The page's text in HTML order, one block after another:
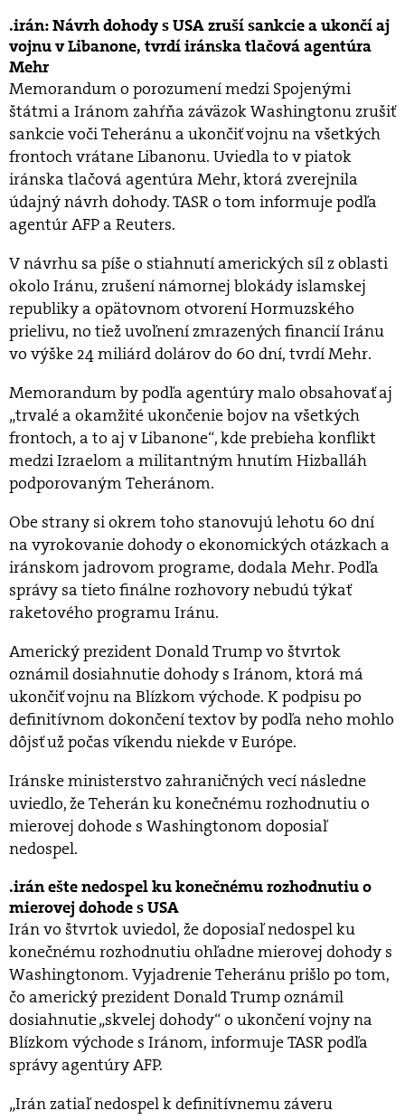
irán: Návrh dohody s USA zruší sankcie a ukončí aj
vojnu v Libanone, tvrdí iránska tlačová agentúra
Mehr
Memorandum o porozumení medzi Spojenými
štátmi a Iránom zahŕňa záväzok Washingtonu zrušiť
sankcie voči Teheránu a ukončiť vojnu na všetkých
frontoch vrátane Libanonu. Uviedla to v piatok
iránska tlačová agentúra Mehr, ktorá zverejnila
údajný návrh dohody. TASR o tom informuje podľa
agentúr AFP a Reuters.
V návrhu sa píše o stiahnutí amerických síl z oblasti
okolo Iránu, zrušení námornej blokády islamskej
republiky a opätovnom otvorení Hormuzského
prielivu, no tiež uvoľnení zmrazených financií Iránu
vo výške 24 miliárd dolárov do 60 dní, tvrdí Mehr.
Memorandum by podľa agentúry malo obsahovať aj
„trvalé a okamžité ukončenie bojov na všetkých
frontoch, a to aj v Libanone“, kde prebieha konflikt
medzi Izraelom a militantným hnutím Hizballáh
podporovaným Teheránom.
Obe strany si okrem toho stanovujú lehotu 60 dní
na vyrokovanie dohody o ekonomických otázkach a
iránskom jadrovom programe, dodala Mehr. Podľa
správy sa tieto finálne rozhovory nebudú týkať
raketového programu Iránu.
Americký prezident Donald Trump vo štvrtok
oznámil dosiahnutie dohody s Iránom, ktorá má
ukončiť vojnu na Blízkom východe. K podpisu po
definitívnom dokončení textov by podľa neho mohlo
dôjsť už počas víkendu niekde v Európe.
Iránske ministerstvo zahraničných vecí následne
uviedlo, že Teherán ku konečnému rozhodnutiu o
mierovej dohode s Washingtonom doposiaľ
nedospel.
irán ešte nedospel ku konečnému rozhodnutiu o
mierovej dohode s USA
Irán vo štvrtok uviedol, že doposiaľ nedospel ku
konečnému rozhodnutiu ohľadne mierovej dohody s
Washingtonom. Vyjadrenie Teheránu prišlo po tom,
čo americký prezident Donald Trump oznámil
dosiahnutie „skvelej dohody“ o ukončení vojny na
Blízkom východe s Iránom, informuje TASR podľa
správy agentúry AFP.
„Irán zatiaľ nedospel k definitívnemu záveru